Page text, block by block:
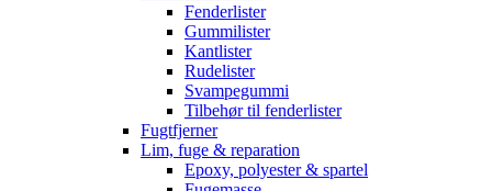
Fenderlister
Gummilister
Kantlister
Rudelister
Svampegummi
Tilbehør til fenderlister
Fugtfjerner
Lim, fuge & reparation
Epoxy, polyester & spartel